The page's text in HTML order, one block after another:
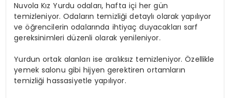
Nuvola Kız Yurdu odaları, hafta içi her gün
temizleniyor. Odaların temizliği detaylı olarak yapılıyor
ve öğrencilerin odalarında ihtiyaç duyacakları sarf
gereksinimleri düzenli olarak yenileniyor.
Yurdun ortak alanları ise aralıksız temizleniyor. Özellikle
yemek salonu gibi hijyen gerektiren ortamların
temizliği hassasiyetle yapılıyor.